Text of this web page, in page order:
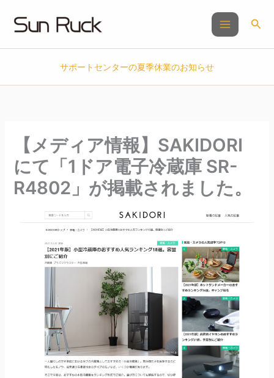
ス
検
サポートセンターの夏季休業のお知らせ
【メディア情報】SAKIDORI
にて「1ドア電子冷蔵庫 SR-
R4802」が掲載されました。